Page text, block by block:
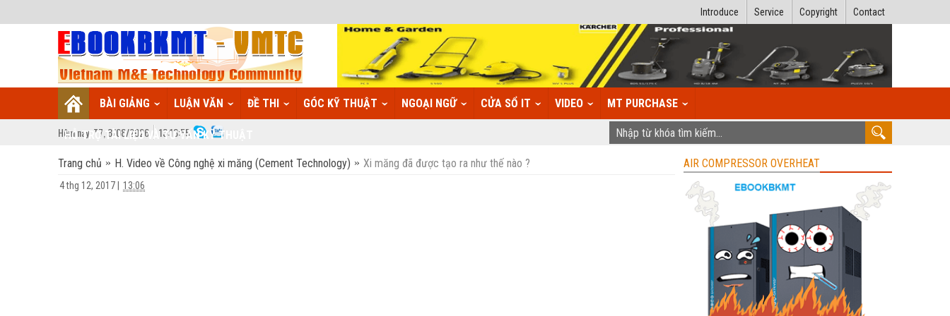
Contact
Copyright
Service
Introduce
BÀI GIẢNG LUẬN VĂN ĐỀ THI GÓC KỸ THUẬT NGOẠI NGỮ CỬA SỔ IT VIDEO MT PURCHASE
HỖ TRỢ TÀI LIỆU VÀ TƯ VẤN KỸ THUẬT
Hôm nay: T7, 8/08/2026 13:13:56
Trang chủ H. Video về Công nghệ xi măng (Cement Technology) Xi măng đã được tạo ra như thế nào ?
4 thg 12, 2017 13:06
AIR COMPRESSOR OVERHEAT